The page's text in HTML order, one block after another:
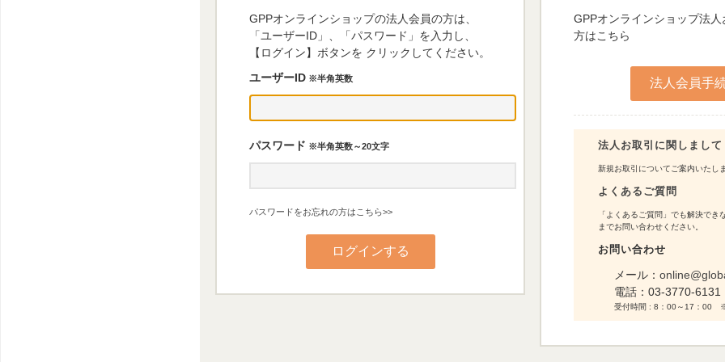
GPPオンラインショップの法人会員の方は、
「ユーザーID」、「パスワード」を入力し、
【ログイン】ボタンを クリックしてください。
ユーザーID ※半角英数
パスワード ※半角英数～20文字
パスワードをお忘れの方はこちら>>
GPPオンラインショップ法
方はこちら
法人お取引に関しまして
新規お取引についてご案内いたし
よくあるご質問
「よくあるご質問」でも解決でき
までお問い合わせください。
お問い合わせ
メール：
電話： 03-3770-6131
受付時間 : 8：00～17：00